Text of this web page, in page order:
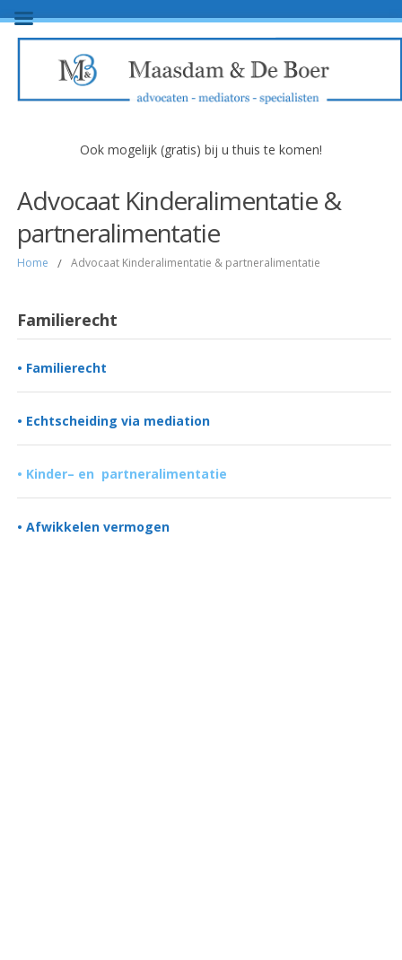
Ook mogelijk (gratis) bij u thuis te komen!
Advocaat Kinderalimentatie &
partneralimentatie
Home / Advocaat Kinderalimentatie & partneralimentatie
Familierecht
• Familierecht
• Echtscheiding via mediation
• Kinder– en partneralimentatie
• Afwikkelen vermogen